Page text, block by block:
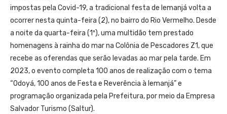
impostas pela Covid-19, a tradicional festa de Iemanjá volta a
ocorrer nesta quinta-feira (2), no bairro do Rio Vermelho. Desde
a noite da quarta-feira (1º), uma multidão tem prestado
homenagens à rainha do mar na Colônia de Pescadores Z1, que
recebe as oferendas que serão levadas ao mar pela tarde. Em
2023, o evento completa 100 anos de realização com o tema
“Odoyá, 100 anos de Festa e Reverência à Iemanjá” e
programação organizada pela Prefeitura, por meio da Empresa
Salvador Turismo (Saltur).